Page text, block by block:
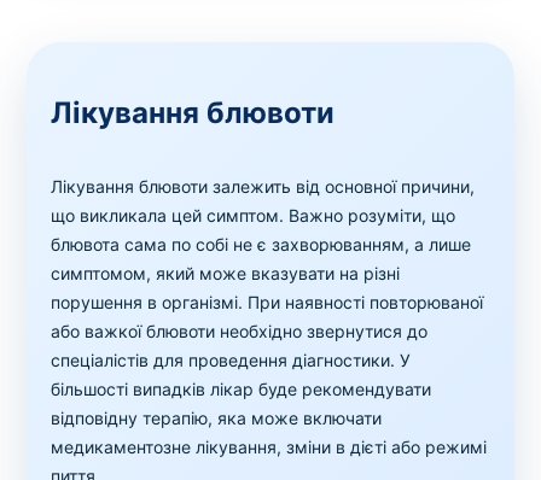
Лікування блювоти
Лікування блювоти залежить від основної причини,
що викликала цей симптом. Важно розуміти, що
блювота сама по собі не є захворюванням, а лише
симптомом, який може вказувати на різні
порушення в організмі. При наявності повторюваної
або важкої блювоти необхідно звернутися до
спеціалістів для проведення діагностики. У
більшості випадків лікар буде рекомендувати
відповідну терапію, яка може включати
медикаментозне лікування, зміни в дієті або режимі
пиття.